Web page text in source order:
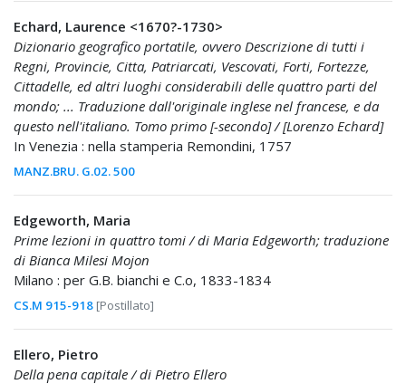
Echard, Laurence <1670?-1730>
Dizionario geografico portatile, ovvero Descrizione di tutti i
Regni, Provincie, Citta, Patriarcati, Vescovati, Forti, Fortezze,
Cittadelle, ed altri luoghi considerabili delle quattro parti del
mondo; ... Traduzione dall'originale inglese nel francese, e da
questo nell'italiano. Tomo primo [-secondo] / [Lorenzo Echard]
In Venezia : nella stamperia Remondini, 1757
MANZ.BRU. G.02. 500
Edgeworth, Maria
Prime lezioni in quattro tomi / di Maria Edgeworth; traduzione
di Bianca Milesi Mojon
Milano : per G.B. bianchi e C.o, 1833-1834
CS.M 915-918 [Postillato]
Ellero, Pietro
Della pena capitale / di Pietro Ellero